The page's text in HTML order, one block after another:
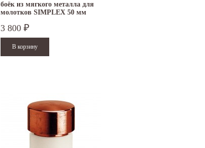
боёк из мягкого металла для
молотков SIMPLEX 50 мм
3 800 ₽